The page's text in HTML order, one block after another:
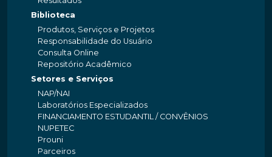
Biblioteca
Produtos, Serviços e Projetos
Responsabilidade do Usuário
Consulta Online
Repositório Acadêmico
Setores e Serviços
NAP/NAI
Laboratórios Especializados
FINANCIAMENTO ESTUDANTIL / CONVÊNIOS
NUPETEC
Prouni
Parceiros